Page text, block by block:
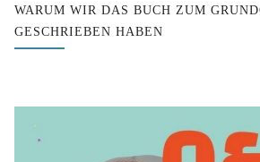
WARUM WIR DAS BUCH ZUM
GESCHRIEBEN HABEN